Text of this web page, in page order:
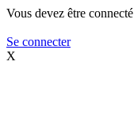
Vous devez être
Se connecter
X